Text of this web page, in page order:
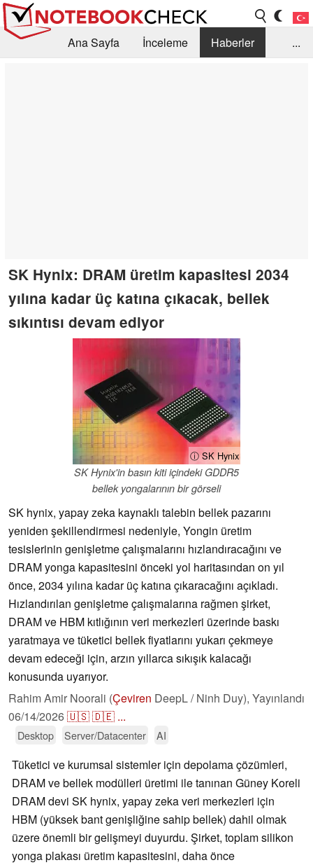
Ana Sayfa İnceleme
Haberler
...
SK Hynix: DRAM üretim kapasitesi 2034
yılına kadar üç katına çıkacak, bellek
sıkıntısı devam ediyor
ⓘ SK Hynix
SK Hynix'in basın kiti içindeki GDDR5
bellek yongalarının bir görseli
SK hynix, yapay zeka kaynaklı talebin bellek pazarını
yeniden şekillendirmesi nedeniyle, Yongin üretim
tesislerinin genişletme çalışmalarını hızlandıracağını ve
DRAM yonga kapasitesini önceki yol haritasından on yıl
önce, 2034 yılına kadar üç katına çıkaracağını açıkladı.
Hızlandırılan genişletme çalışmalarına rağmen şirket,
DRAM ve HBM kıtlığının veri merkezleri üzerinde baskı
yaratmaya ve tüketici bellek fiyatlarını yukarı çekmeye
devam edeceği için, arzın yıllarca sıkışık kalacağı
konusunda uyarıyor.
Rahim Amir Noorali (Çeviren DeepL / Ninh Duy), Yayınlandı
06/14/2026🇺🇸🇩🇪 ...
Desktop Server/Datacenter AI
Tüketici ve kurumsal sistemler için depolama çözümleri,
DRAM ve bellek modülleri üretimi ile tanınan Güney Koreli
DRAM devi SK hynix, yapay zeka veri merkezleri için
HBM (yüksek bant genişliğine sahip bellek) dahil olmak
üzere önemli bir gelişmeyi duyurdu. Şirket, toplam silikon
yonga plakası üretim kapasitesini, daha önce